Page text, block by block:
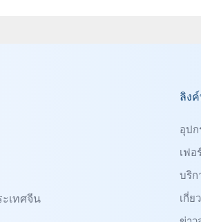
ะเทศจีน
ลิง
อุป
เฟอ
บริก
เกี่ย